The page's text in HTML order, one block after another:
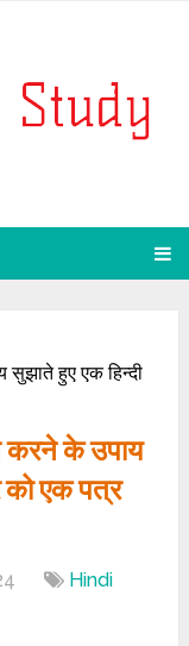
सुझाते हुए एक हिन्दी
करने के उपाय
को एक पत्र
Hindi